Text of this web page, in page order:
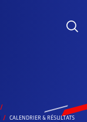
CALENDRIER & RÉSULTATS